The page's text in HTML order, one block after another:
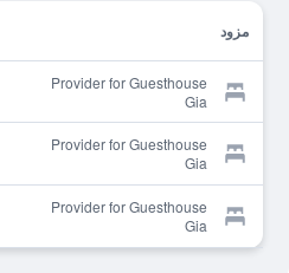
مزود
Provider for Guesthouse
Gia
Provider for Guesthouse
Gia
Provider for Guesthouse
Gia